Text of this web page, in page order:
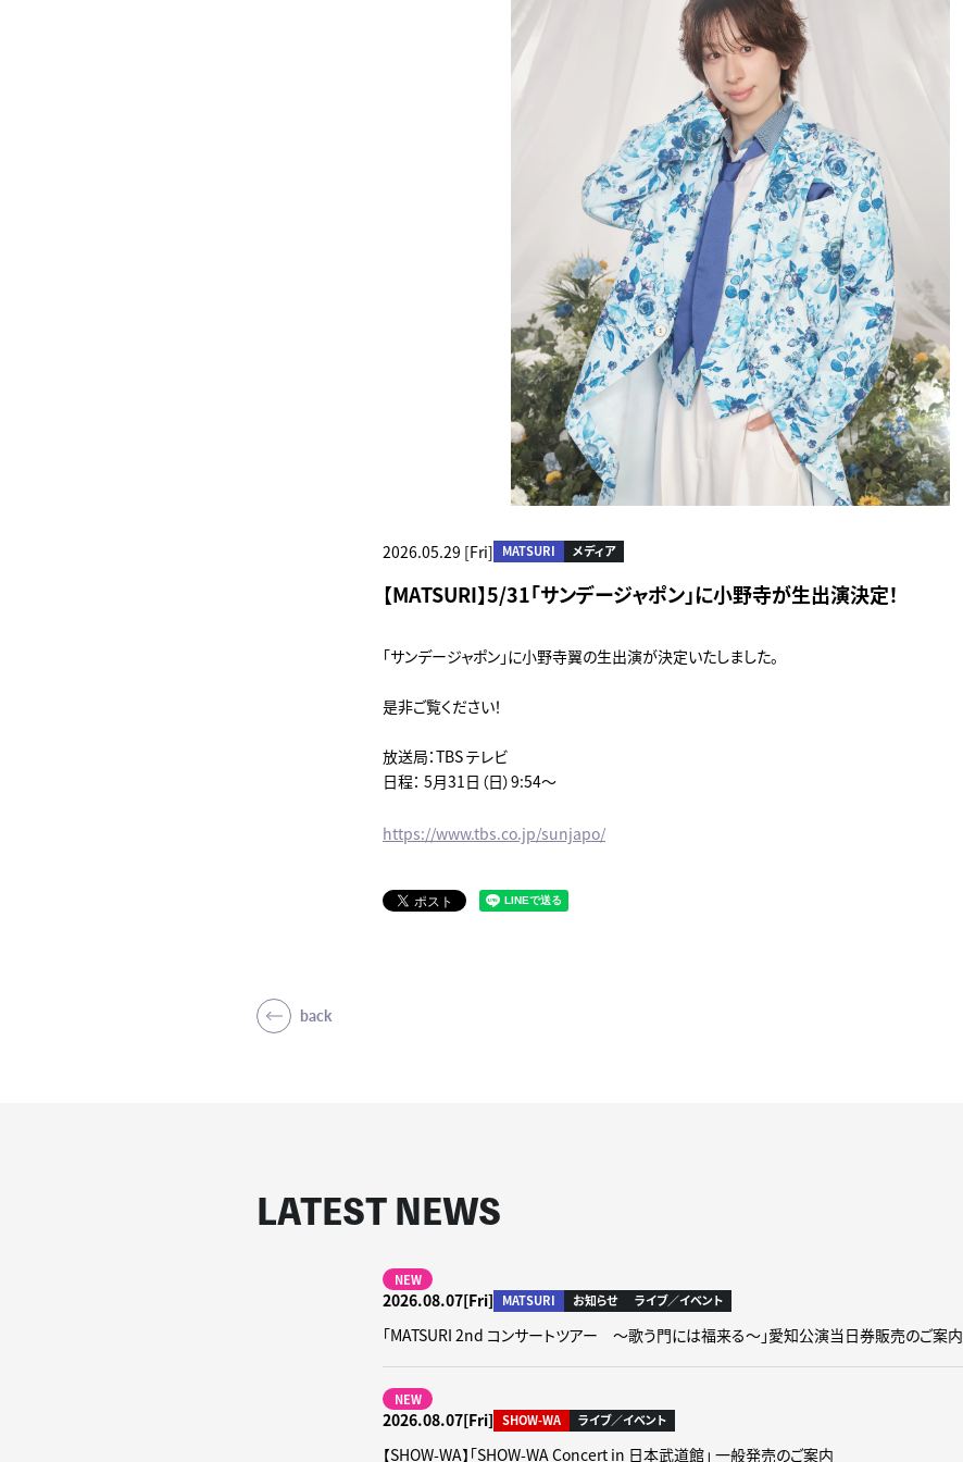
2026.05.29 [Fri] MATSURI メディア
【MATSURI】5/31「サンデージャポン」に小野寺が生出演決定！
「サンデージャポン」に小野寺翼の生出演が決定いたしました。
是非ご覧ください！
放送局：TBS テレビ
日程： 5月31日（日）9:54～
https://www.tbs.co.jp/sunjapo/
back
LATEST NEWS
NEW
2026.08.07[Fri] MATSURI お知らせ ライブ／イベント
「MATSURI 2nd コンサートツアー ～歌う門には福来る～」愛知公演当日券販売のご案内
NEW
2026.08.07[Fri] SHOW-WA ライブ／イベント
【SHOW-WA】「SHOW-WA Concert in 日本武道館」 一般発売のご案内